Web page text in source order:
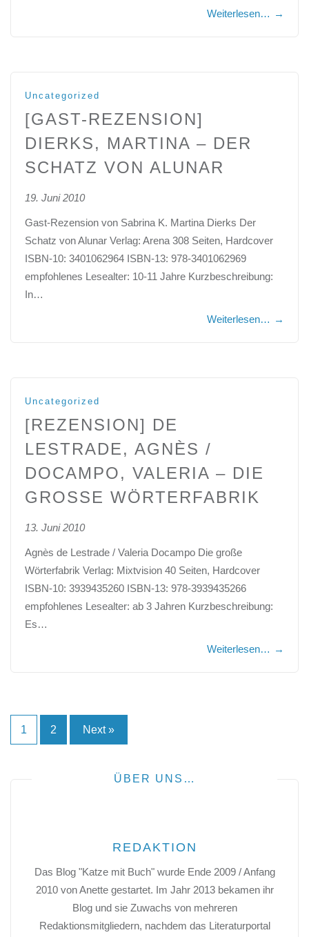
Weiterlesen… →
Uncategorized
[GAST-REZENSION]
DIERKS, MARTINA – DER
SCHATZ VON ALUNAR
19. Juni 2010
Gast-Rezension von Sabrina K. Martina Dierks Der
Schatz von Alunar Verlag: Arena 308 Seiten, Hardcover
ISBN-10: 3401062964 ISBN-13: 978-3401062969
empfohlenes Lesealter: 10-11 Jahre Kurzbeschreibung:
In…
Weiterlesen… →
Uncategorized
[REZENSION] DE
LESTRADE, AGNÈS /
DOCAMPO, VALERIA – DIE
GROSSE WÖRTERFABRIK
13. Juni 2010
Agnès de Lestrade / Valeria Docampo Die große
Wörterfabrik Verlag: Mixtvision 40 Seiten, Hardcover
ISBN-10: 3939435260 ISBN-13: 978-3939435266
empfohlenes Lesealter: ab 3 Jahren Kurzbeschreibung:
Es…
Weiterlesen… →
Seitennummerierung
1 2 Next »
ÜBER UNS…
REDAKTION
Das Blog "Katze mit Buch" wurde Ende 2009 / Anfang
2010 von Anette gestartet. Im Jahr 2013 bekamen ihr
Blog und sie Zuwachs von mehreren
Redaktionsmitgliedern, nachdem das Literaturportal